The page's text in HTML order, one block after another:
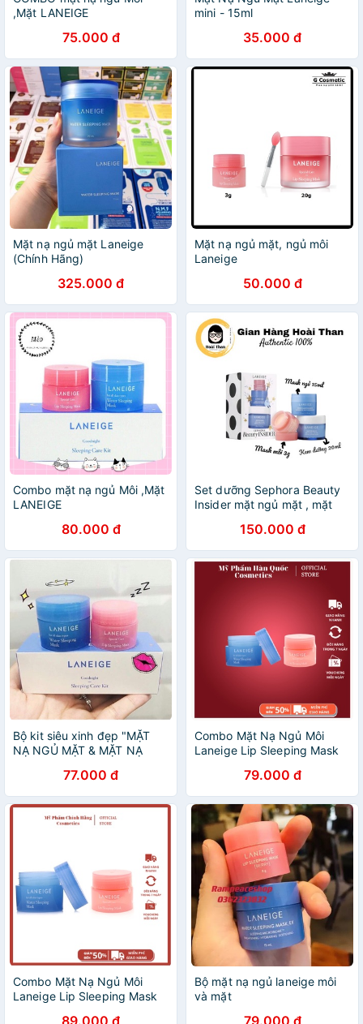
,Mặt LANEIGE
75.000 đ
mini - 15ml
35.000 đ
Mặt nạ ngủ mặt Laneige
(Chính Hãng)
325.000 đ
Mặt nạ ngủ mặt, ngủ môi
Laneige
50.000 đ
Combo mặt nạ ngủ Môi ,Mặt
LANEIGE
80.000 đ
Set dưỡng Sephora Beauty
Insider mặt ngủ mặt , mặt
150.000 đ
Bộ kit siêu xinh đẹp "MẶT
NẠ NGỦ MẶT & MẶT NẠ
77.000 đ
Combo Mặt Nạ Ngủ Môi
Laneige Lip Sleeping Mask
79.000 đ
Combo Mặt Nạ Ngủ Môi
Laneige Lip Sleeping Mask
89.000 đ
Bộ mặt nạ ngủ laneige môi
và mặt
79.000 đ